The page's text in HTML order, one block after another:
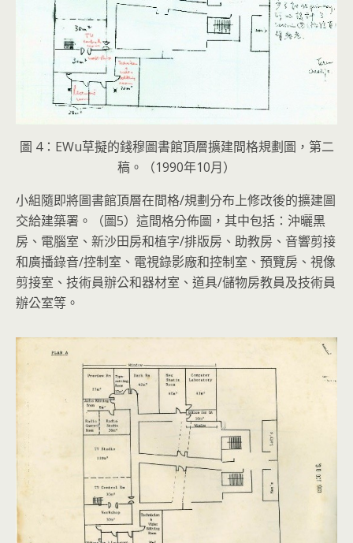
圖 4：EWu草擬的錢穆圖書館頂層擴建間格規劃圖，第二
稿。（1990年10月）
小組隨即將圖書館頂層在間格/規劃分布上修改後的擴建圖
交給建築署。（圖5）這間格分佈圖，其中包括：沖曬黑
房、電腦室、新沙田房和植字/排版房、助教房、音響剪接
和廣播錄音/控制室、電視錄影廠和控制室、預覽房、視像
剪接室、技術員辦公和器材室、道具/儲物房教員及技術員
辦公室等。